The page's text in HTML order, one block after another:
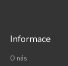
Informace
O nás